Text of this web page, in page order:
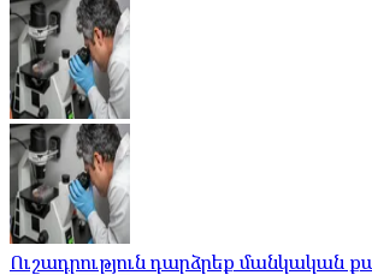
Ուշադրություն դարձրեք մանկական